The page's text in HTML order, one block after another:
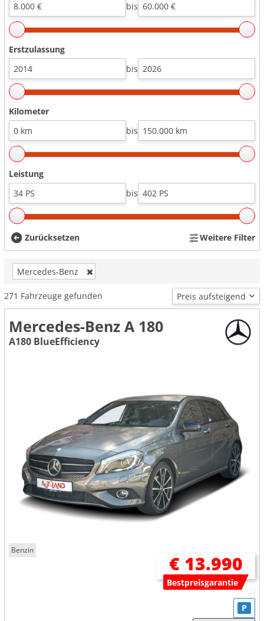
bis
Erstzulassung
bis
Kilometer
bis
Leistung
bis
Zurücksetzen Weitere Filter
Mercedes-Benz
271 Fahrzeuge gefunden
Mercedes-Benz A 180
A180 BlueEfficiency
Benzin
€ 13.990
Bestpreisgarantie
P